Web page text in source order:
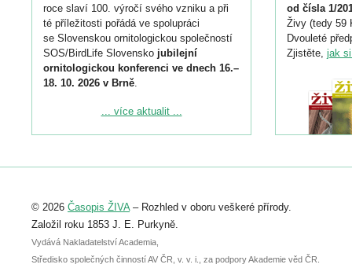
roce slaví 100. výročí svého vzniku a při
té příležitosti pořádá ve spolupráci
se Slovenskou ornitologickou společností
SOS/BirdLife Slovensko jubilejní
ornitologickou konferenci ve dnech 16.–
18. 10. 2026 v Brně.
Podrobnější informace ke konferenci
Registrovat se můžete do 6. září.
abstraktu přihlášené přednášky nebo
posteru je už 30. června.
... více aktualit ...
od čísla 1/
Živy (tedy 59
Dvouleté
Zjistěte, jak
© 2026 Časopis ŽIVA– Rozhled v oboru veškeré přírody.
Založil roku 1853 J. E. Purkyně.
Vydává Nakladatelství Academia,
Středisko společných činností AV ČR, v. v. i., za podpory Akademie věd ČR.